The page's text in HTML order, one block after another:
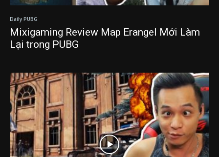
Daily PUBG
Mixigaming Review Map Erangel Mới Làm
Lại trong PUBG